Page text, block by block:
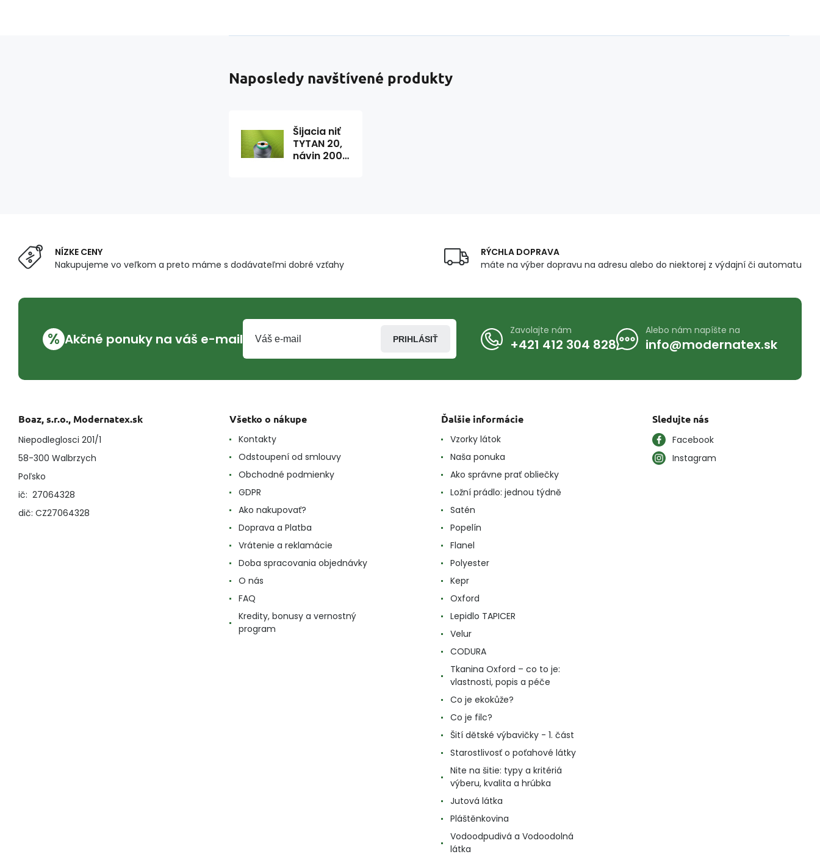
Naposledy navštívené produkty
Šijacia niť
TYTAN 20,
návin 2000
NÍZKE CENY
Nakupujeme vo veľkom a preto máme s dodávateľmi dobré vzťahy
RÝCHLA DOPRAVA
máte na výber dopravu na adresu alebo do niektorej z výdajní či automatu
% Akčné ponuky na váš e-mail PRIHLÁSIŤ
Zavolajte nám
+421 412 304 828
Alebo nám napíšte na
info@modernatex.sk
Boaz, s.r.o., Modernatex.sk
Niepodleglosci 201/1
58-300 Walbrzych
Poľsko
ič: 27064328
dič: CZ27064328
Všetko o nákupe
Kontakty
Odstoupení od smlouvy
Obchodné podmienky
GDPR
Ako nakupovať?
Doprava a Platba
Vrátenie a reklamácie
Doba spracovania objednávky
O nás
FAQ
Kredity, bonusy a vernostný
program
Ďalšie informácie
Vzorky látok
Naša ponuka
Ako správne prať obliečky
Ložní prádlo: jednou týdně
Satén
Popelín
Flanel
Polyester
Kepr
Oxford
Lepidlo TAPICER
Velur
CODURA
Tkanina Oxford – co to je:
vlastnosti, popis a péče
Co je ekokůže?
Co je filc?
Šití dětské výbavičky - 1. část
Starostlivosť o poťahové látky
Nite na šitie: typy a kritériá
výberu, kvalita a hrúbka
Jutová látka
Pláštěnkovina
Vodoodpudivá a Vodoodolná
látka
Sledujte nás
Facebook
Instagram